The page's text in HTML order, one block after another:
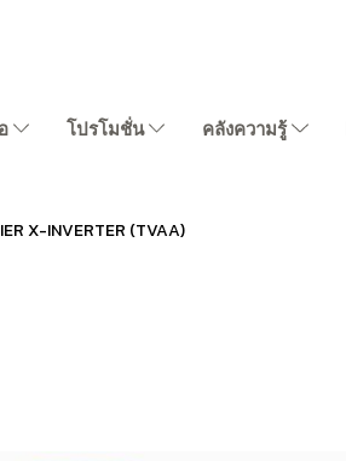
โปรโมชั่น คลังความรู้
X-INVERTER (TVAA)